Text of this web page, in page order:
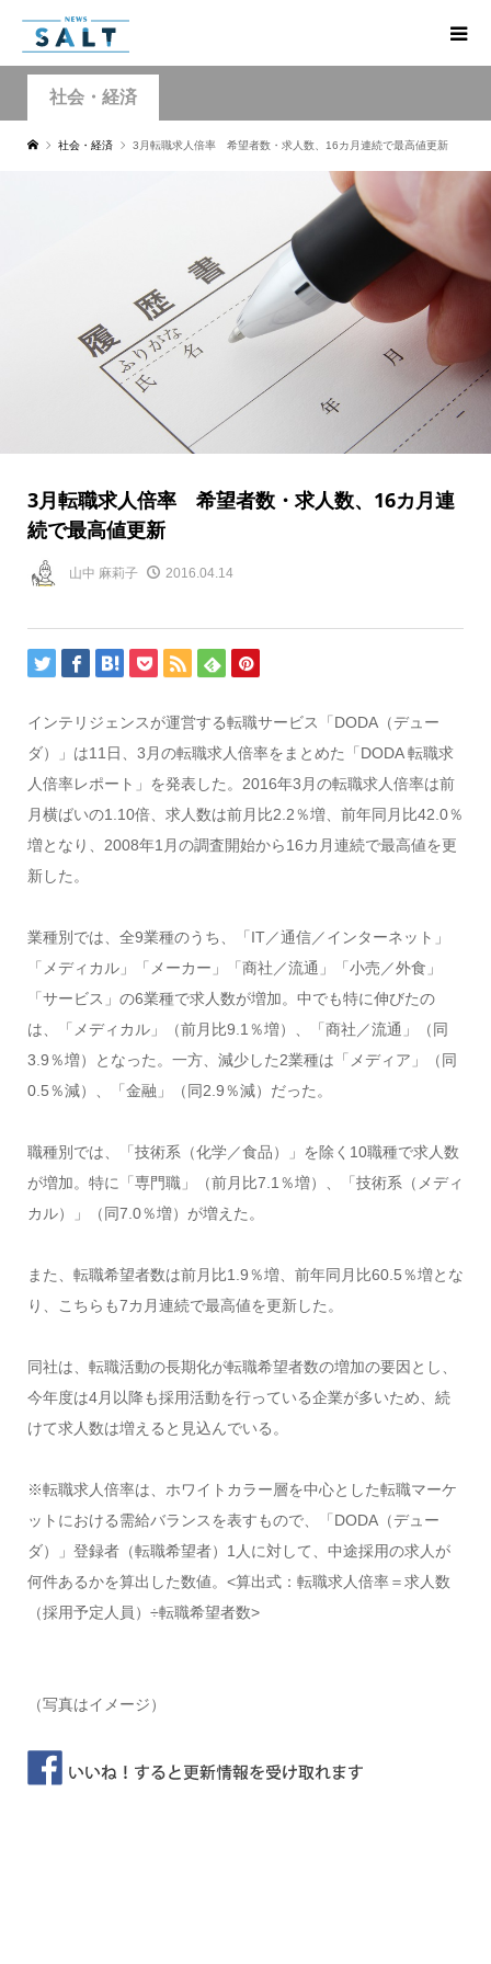
社会・経済
社会・経済 3月転職求人倍率 希望者数・求人数、16カ月連続で最高値更新
3月転職求人倍率 希望者数・求人数、16カ月連
続で最高値更新
山中 麻莉子 2016.04.14
インテリジェンスが運営する転職サービス「DODA（デュー
ダ）」は11日、3月の転職求人倍率をまとめた「DODA 転職求
人倍率レポート」を発表した。2016年3月の転職求人倍率は前
月横ばいの1.10倍、求人数は前月比2.2％増、前年同月比42.0％
増となり、2008年1月の調査開始から16カ月連続で最高値を更
新した。
業種別では、全9業種のうち、「IT／通信／インターネット」
「メディカル」「メーカー」「商社／流通」「小売／外食」
「サービス」の6業種で求人数が増加。中でも特に伸びたの
は、「メディカル」（前月比9.1％増）、「商社／流通」（同
3.9％増）となった。一方、減少した2業種は「メディア」（同
0.5％減）、「金融」（同2.9％減）だった。
職種別では、「技術系（化学／食品）」を除く10職種で求人数
が増加。特に「専門職」（前月比7.1％増）、「技術系（メディ
カル）」（同7.0％増）が増えた。
また、転職希望者数は前月比1.9％増、前年同月比60.5％増とな
り、こちらも7カ月連続で最高値を更新した。
同社は、転職活動の長期化が転職希望者数の増加の要因とし、
今年度は4月以降も採用活動を行っている企業が多いため、続
けて求人数は増えると見込んでいる。
※転職求人倍率は、ホワイトカラー層を中心とした転職マーケ
ットにおける需給バランスを表すもので、「DODA（デュー
ダ）」登録者（転職希望者）1人に対して、中途採用の求人が
何件あるかを算出した数値。<算出式：転職求人倍率＝求人数
（採用予定人員）÷転職希望者数>
（写真はイメージ）